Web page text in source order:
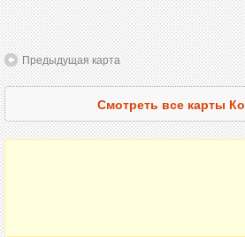
Предыдущая карта
Смотреть все карты